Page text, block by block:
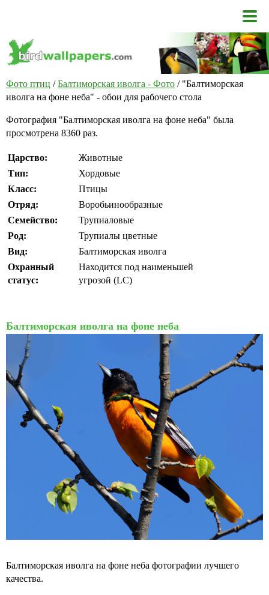
Фото птиц /Балтиморская иволга - Фото / "Балтиморская
иволга на фоне неба" - обои для рабочего стола
Фотография "Балтиморская иволга на фоне неба" была
просмотрена 8360 раз.
Царство:
Животные
Тип:
Хордовые
Класс:
Птицы
Отряд:
Воробьинообразные
Семейство:
Трупиаловые
Род:
Трупиалы цветные
Вид:
Балтиморская иволга
Охранный
статус:
Находится под наименьшей
угрозой (LC)
Балтиморская иволга на фоне неба
Балтиморская иволга на фоне неба фотографии лучшего
качества.